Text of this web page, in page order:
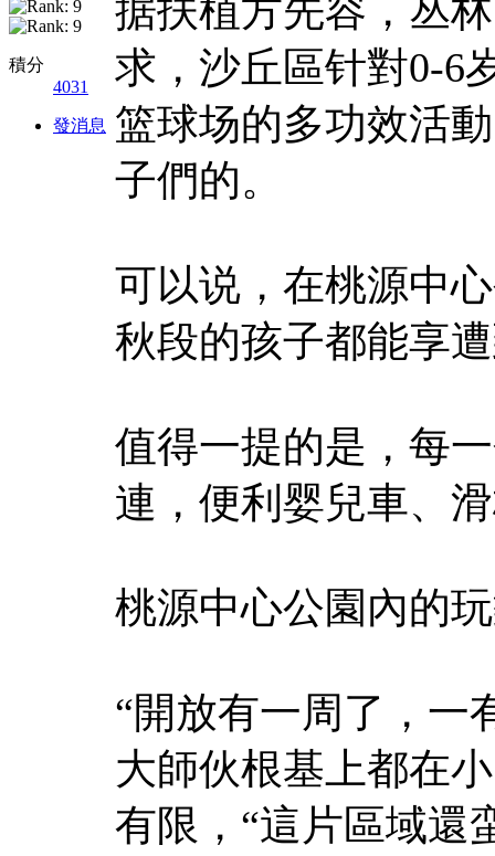
積分
4031
發消息
据扶植方先容，丛
求，沙丘區针對0-6
篮球场的多功效活
子們的。
可以说，在桃源中
秋段的孩子都能享
值得一提的是，每
連，便利婴兒車、
桃源中心公園內的
“開放有一周了，一
大師伙根基上都在
有限，“這片區域還